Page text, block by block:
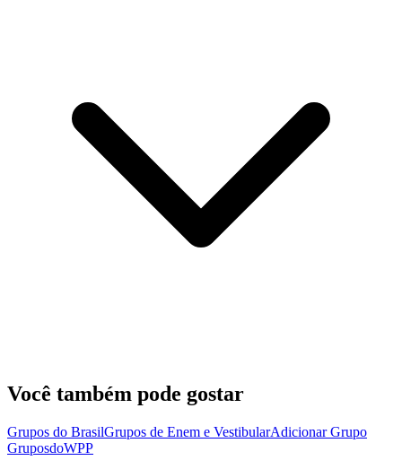
Você também pode gostar
Grupos do BrasilGrupos de Enem e VestibularAdicionar Grupo
GruposdoWPP